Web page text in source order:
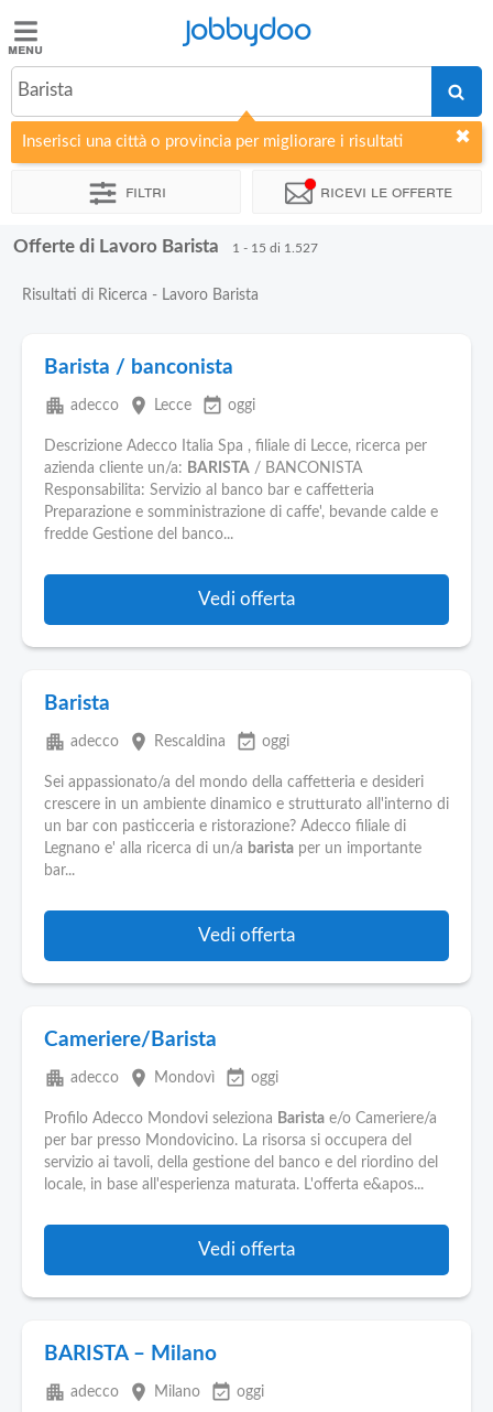
Jobbydoo
Offerte
di
lavoro
Elenco
Blog
Pubblica
Offerte
Jobbydoo
Barista
Inserisci una città o provincia per migliorare i risultati
Filtri Ricevi le offerte
Offerte di Lavoro Barista 1 - 15 di 1.527
Risultati di Ricerca - Lavoro Barista
Barista / banconista
apartment adecco place Lecce event_available oggi
Descrizione Adecco Italia Spa , filiale di Lecce, ricerca per
azienda cliente un/a: BARISTA / BANCONISTA
Responsabilita: Servizio al banco bar e caffetteria
Preparazione e somministrazione di caffe', bevande calde e
fredde Gestione del banco...
Vedi offerta
Barista
apartment adecco place Rescaldina event_available oggi
Sei appassionato/a del mondo della caffetteria e desideri
crescere in un ambiente dinamico e strutturato all'interno di
un bar con pasticceria e ristorazione? Adecco filiale di
Legnano e' alla ricerca di un/a barista per un importante
bar...
Vedi offerta
Cameriere/Barista
apartment adecco place Mondovì event_available oggi
Profilo Adecco Mondovi seleziona Barista e/o Cameriere/a
per bar presso Mondovicino. La risorsa si occupera del
servizio ai tavoli, della gestione del banco e del riordino del
locale, in base all'esperienza maturata. L'offerta e&apos...
Vedi offerta
BARISTA – Milano
apartment adecco place Milano event_available oggi